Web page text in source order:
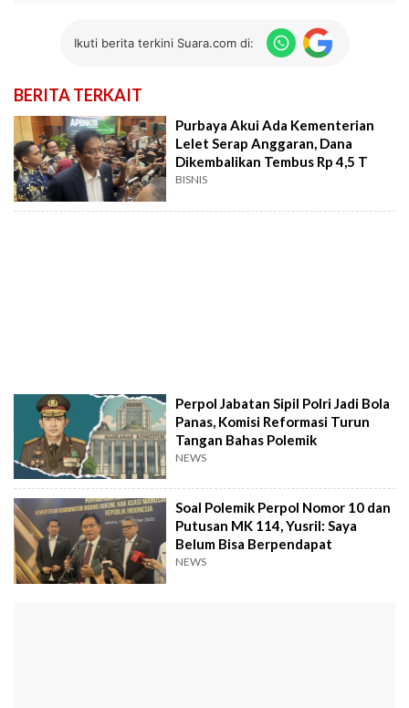
Ikuti berita terkini Suara.com di:
BERITA TERKAIT
Purbaya Akui Ada Kementerian
Lelet Serap Anggaran, Dana
Dikembalikan Tembus Rp 4,5 T
BISNIS
Perpol Jabatan Sipil Polri Jadi Bola
Panas, Komisi Reformasi Turun
Tangan Bahas Polemik
NEWS
Soal Polemik Perpol Nomor 10 dan
Putusan MK 114, Yusril: Saya
Belum Bisa Berpendapat
NEWS